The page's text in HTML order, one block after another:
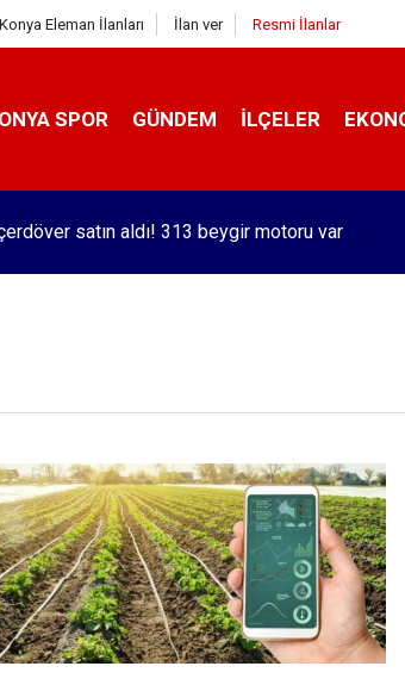
Konya Eleman İlanları İlan ver Resmi İlanlar
SPOR GÜNDEM İLÇELER
yıllar sonra Galatasaraylı Osimhen itirafı